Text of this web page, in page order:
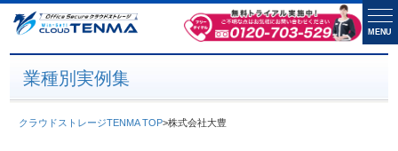
業種別実例集
クラウドストレージTENMA TOP>株式会社大豊
MENU